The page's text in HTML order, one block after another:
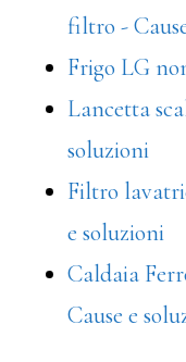
filtro -
Frigo LG
Lancetta
soluzioni
Filtro
e soluzioni
Caldaia
Cause e